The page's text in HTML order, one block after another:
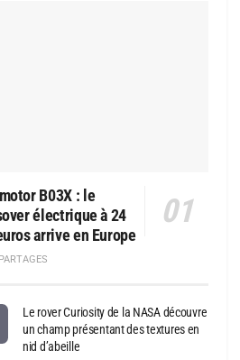
B03X : le
électrique à 24
arrive en Europe
Le rover Curiosity de la NASA découvre
un champ présentant des textures en
nid d’abeille